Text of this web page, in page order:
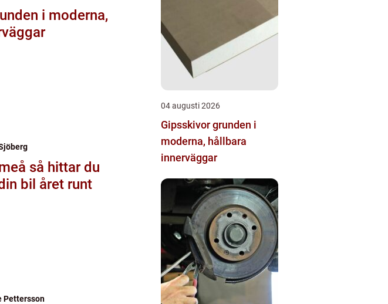
du
bil året runt
Pettersson
04 augusti 2026
Gipsskivor grunden i
moderna, hållbara
innerväggar